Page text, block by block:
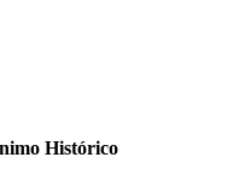
Histórico